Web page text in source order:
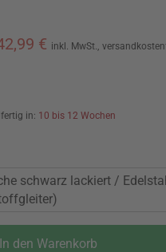
€ inkl. MwSt.,
in: 10 bis 12 Wochen
schwarz lackiert /
In den Warenkorb